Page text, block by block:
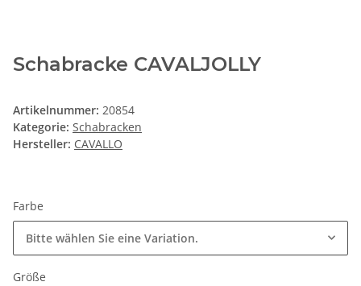
Schabracke CAVALJOLLY
Artikelnummer: 20854
Kategorie: Schabracken
Hersteller: CAVALLO
Farbe
Bitte wählen Sie eine Variation.
Größe